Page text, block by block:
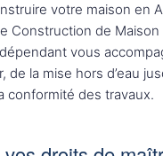
votre maison en
Construction de
vous
de la mise hors d’eau
conformité des travaux.